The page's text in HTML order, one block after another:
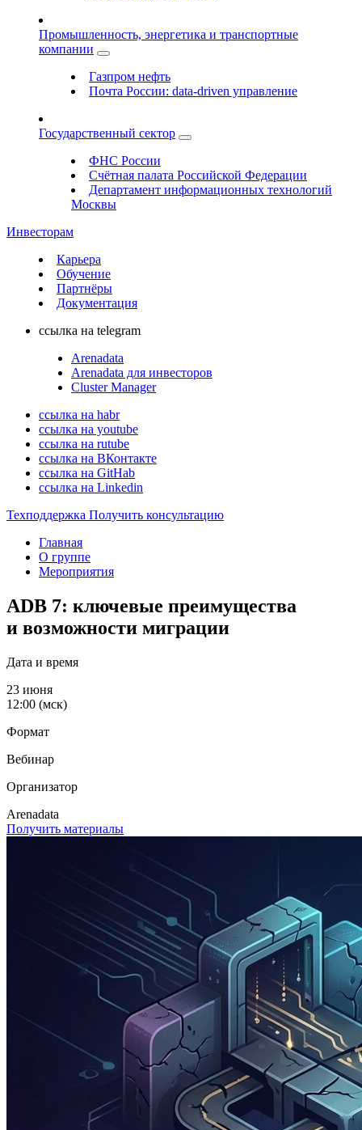
Промышленность, энергетика и транспортные
компании
Газпром нефть
Почта России: data-driven управление
Государственный сектор
ФНС России
Счётная палата Российской Федерации
Департамент информационных технологий
Москвы
Инвесторам
Карьера
Обучение
Партнёры
Документация
ссылка на telegram
Arenadata
Arenadata для инвесторов
Cluster Manager
ссылка на habr
ссылка на youtube
ссылка на rutube
ссылка на ВКонтакте
ссылка на GitHab
ссылка на Linkedin
Техподдержка Получить консультацию
Главная
О группе
Мероприятия
ADB 7: ключевые преимущества
и возможности миграции
Дата и время
23 июня
12:00 (мск)
Формат
Вебинар
Организатор
Arenadata
Получить материалы